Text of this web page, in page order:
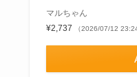
マルちゃん
¥2,737
（2026/07/12